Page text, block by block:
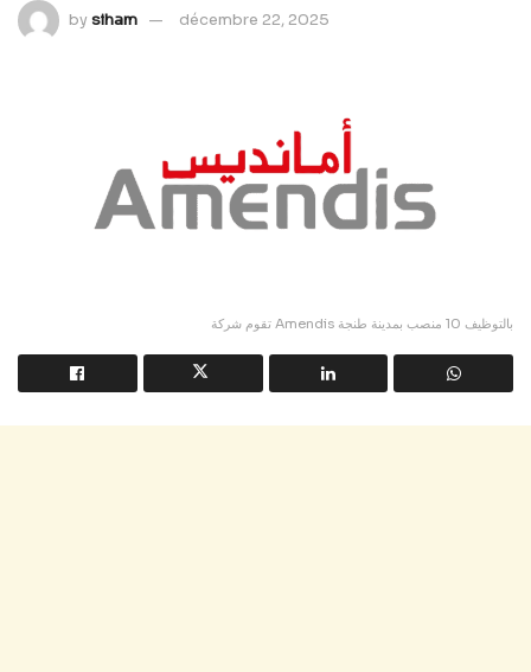
bysiham décembre 22, 2025
تقوم شركة Amendis بالتوظيف 10 منصب بمدينة طنجة